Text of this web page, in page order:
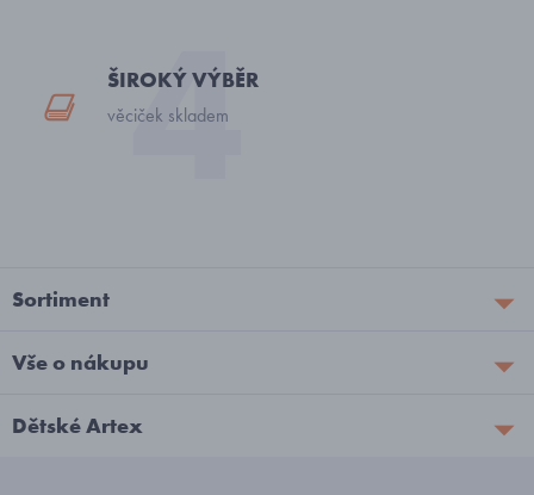
ŠIROKÝ VÝBĚR
věciček skladem
Sortiment
Vše o nákupu
Dětské Artex